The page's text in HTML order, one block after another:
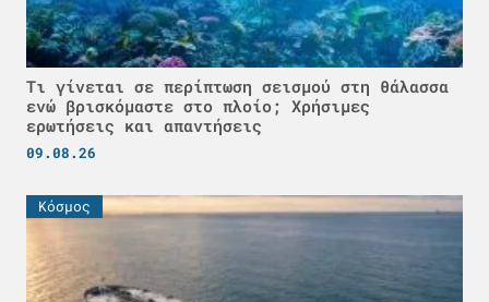
Τι γίνεται σε περίπτωση σεισμού στη θάλασσα
ενώ βρισκόμαστε στο πλοίο; Χρήσιμες
ερωτήσεις και απαντήσεις
09.08.26
Κόσμος